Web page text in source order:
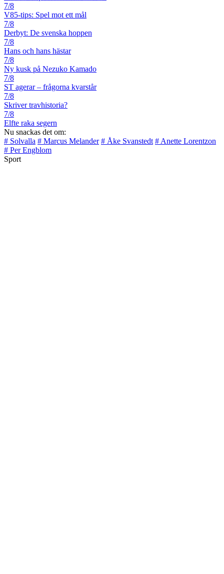
7/8
V85-tips: Spel mot ett mål
7/8
Derbyt: De svenska hoppen
7/8
Hans och hans hästar
7/8
Ny kusk på Nezuko Kamado
7/8
ST agerar – frågorna kvarstår
7/8
Skriver travhistoria?
7/8
Elfte raka segern
Nu snackas det om:
# Solvalla # Marcus Melander # Åke Svanstedt # Anette Lorentzon
# Per Engblom
Sport